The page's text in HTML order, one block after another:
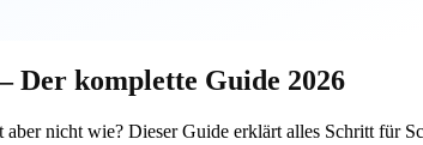
komplette Guide 2026
aber nicht wie? Dieser Guide erklärt alles Schritt für